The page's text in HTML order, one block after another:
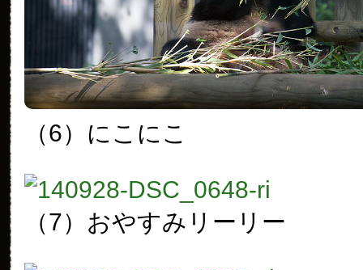
（6）にこにこ
（7）おやすみリーリー